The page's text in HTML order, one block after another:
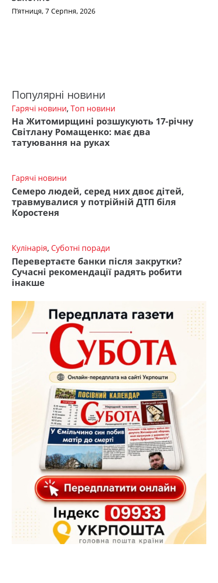
П’ятниця, 7 Серпня, 2026
Популярні новини
Гарячі новини, Топ новини
На Житомирщині розшукують 17-річну
Світлану Ромащенко: має два
татуювання на руках
Гарячі новини
Семеро людей, серед них двоє дітей,
травмувалися у потрійній ДТП біля
Коростеня
Кулінарія, Суботні поради
Перевертаєте банки після закрутки?
Сучасні рекомендації радять робити
інакше